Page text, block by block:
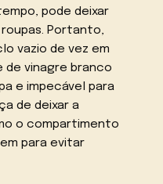
pode deixar
Portanto,
vazio de vez em
de vinagre branco
e impecável para
de deixar a
o compartimento
para evitar